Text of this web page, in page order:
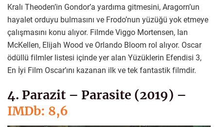
Kralı Theoden’in Gondor’a yardıma gitmesini, Aragorn’un
hayalet orduyu bulmasını ve Frodo’nun yüzüğü yok etmeye
çalışmasını konu alıyor. Filmde Viggo Mortensen, Ian
McKellen, Elijah Wood ve Orlando Bloom rol alıyor. Oscar
ödüllü filmler listesi içinde yer alan Yüzüklerin Efendisi 3,
En İyi Film Oscar’ını kazanan ilk ve tek fantastik filmdir.
4. Parazit – Parasite (2019) –
IMDb: 8,6